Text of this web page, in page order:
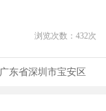
浏览次数： 432次
广东省深圳市宝安区